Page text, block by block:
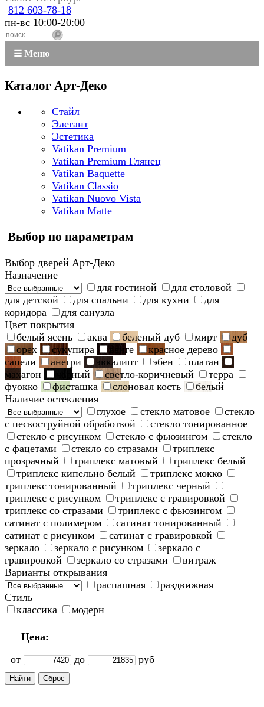
812 603-78-18
пн-вс 10:00-20:00
☰ Меню
Каталог Арт-Деко
Стайл
Элегант
Эстетика
Vatikan Premium
Vatikan Premium Глянец
Vatikan Baquette
Vatikan Classio
Vatikan Nuovo Vista
Vatikan Matte
Выбор по параметрам
Выбор дверей Арт-Деко
Назначение
для гостиной
для столовой
для детской
для спальни для кухни
для
коридора
для санузла
Цвет покрытия
белый ясень
аква беленый дуб мирт
дуб
орех
сукупира венге
красное дерево
сапели
анегри эвкалипт эбен
платан
махагон
черный светло-коричневый
терра
фуокко
фисташка слоновая кость
белый
Наличие остекления
глухое
стекло матовое
стекло
с пескоструйной обработкой
стекло тонированное
стекло с рисунком
стекло с фьюзингом
стекло
с фацетами
стекло со стразами
триплекс
прозрачный
триплекс матовый
триплекс белый
триплекс кипельно белый
триплекс мокко
триплекс тонированный
триплекс черный
триплекс с рисунком
триплекс с гравировкой
триплекс со стразами
триплекс с фьюзингом
сатинат с полимером
сатинат тонированный
сатинат с рисунком
сатинат с гравировкой
зеркало
зеркало с рисунком
зеркало с
гравировкой
зеркало со стразами
витраж
Варианты открывания
распашная
раздвижная
Стиль
классика
модерн
Цена:
от
до руб